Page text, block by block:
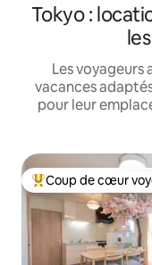
Tokyo :
Les
vacances
pour leur
Coups de cœur
Coup de cœur